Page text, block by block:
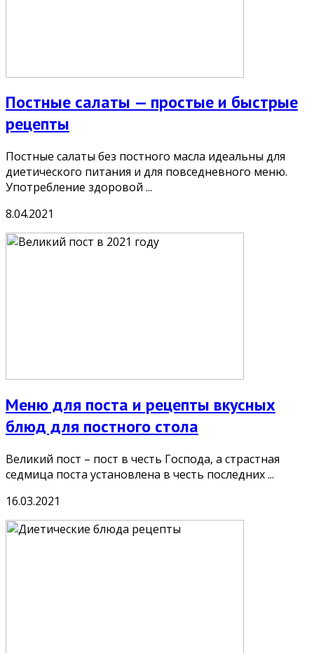
Постные салаты — простые и быстрые
рецепты
Постные салаты без постного масла идеальны для
диетического питания и для повседневного меню.
Употребление здоровой ...
8.04.2021
Меню для поста и рецепты вкусных
блюд для постного стола
Великий пост – пост в честь Господа, а страстная
седмица поста установлена в честь последних ...
16.03.2021